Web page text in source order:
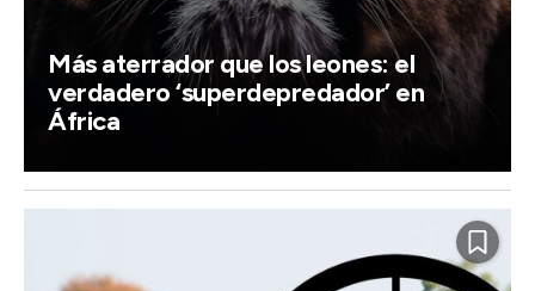
Más aterrador que los leones: el
verdadero ‘superdepredador’ en
África